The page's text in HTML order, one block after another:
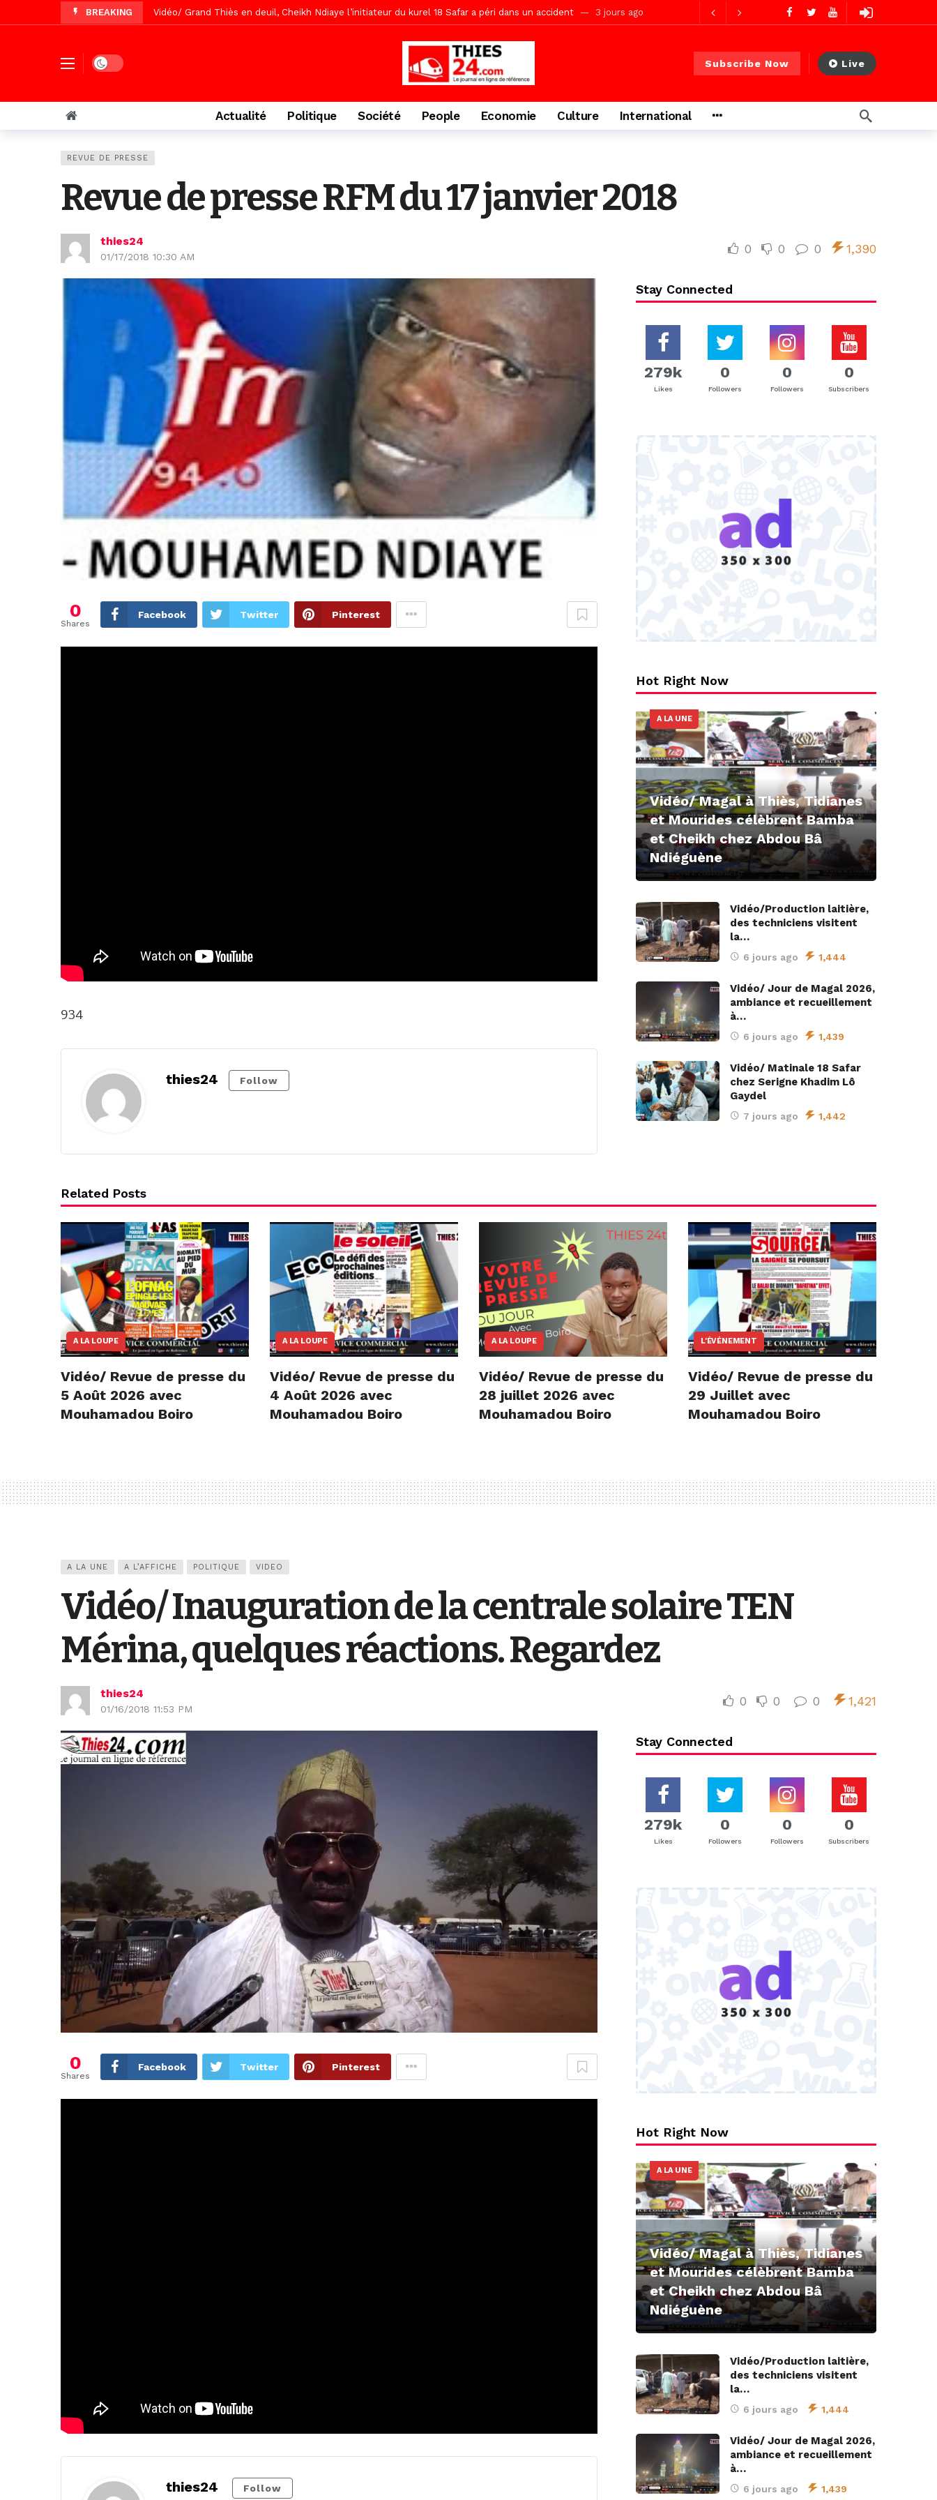
BREAKING Vidéo/ Grand Thiès en deuil, Cheikh Ndiaye l’initiateur du kurel 18 Safar a péri dans un accident 3 jours ago
Adhésion du Mouvement citoyen « ZIGUINCHOR REK » au parti KIIRAY – Les Patriotes Républicains
Dark mode Subscribe Now Live
Actualité Politique Société People Economie Culture International
REVUE DE PRESSE
Revue de presse RFM du 17 janvier 2018
thies24
01/17/2018 10:30 AM
0 0 0 1,390
0
Shares
Facebook Twitter Pinterest
934
thies24 Follow
Stay Connected
279k
Likes
0
Followers
0
Followers
0
Subscribers
Hot Right Now
A LA UNE
Vidéo/ Magal à Thiès, Tidianes
et Mourides célèbrent Bamba
et Cheikh chez Abdou Bâ
Ndiéguène
Vidéo/Production laitière,
des techniciens visitent
la…
6 jours ago 1,444
Vidéo/ Jour de Magal 2026,
ambiance et recueillement
à…
6 jours ago 1,439
Vidéo/ Matinale 18 Safar
chez Serigne Khadim Lô
Gaydel
7 jours ago 1,442
Related Posts
A LA LOUPE
Vidéo/ Revue de presse du
5 Août 2026 avec
Mouhamadou Boiro
A LA LOUPE
Vidéo/ Revue de presse du
4 Août 2026 avec
Mouhamadou Boiro
A LA LOUPE
Vidéo/ Revue de presse du
28 juillet 2026 avec
Mouhamadou Boiro
L'ÉVÉNEMENT
Vidéo/ Revue de presse du
29 Juillet avec
Mouhamadou Boiro
A LA UNE A L’AFFICHE POLITIQUE VIDEO
Vidéo/ Inauguration de la centrale solaire TEN
Mérina, quelques réactions. Regardez
thies24
01/16/2018 11:53 PM
0 0 0 1,421
0
Shares
Facebook Twitter Pinterest
thies24 Follow
Stay Connected
279k
Likes
0
Followers
0
Followers
0
Subscribers
Hot Right Now
A LA UNE
Vidéo/ Magal à Thiès, Tidianes
et Mourides célèbrent Bamba
et Cheikh chez Abdou Bâ
Ndiéguène
Vidéo/Production laitière,
des techniciens visitent
la…
6 jours ago 1,444
Vidéo/ Jour de Magal 2026,
ambiance et recueillement
à…
6 jours ago 1,439